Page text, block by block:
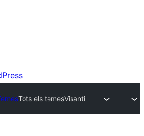
Tots els temesVisanti